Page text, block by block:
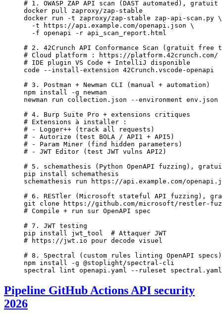
# 1. OWASP ZAP API scan (DAST automated), gratuit
docker pull
zaproxy/zap-stable
docker run -t zaproxy/zap-stable zap-api-scan.py \
  -t
https://api.example.com/openapi.json \
  -f
openapi -r api_scan_report.html
# 2. 42Crunch API Conformance Scan (gratuit free
# Cloud platform : https://platform.42crunch.com/
# IDE plugin VS Code + IntelliJ disponible
code --install-extension 42Crunch.vscode-openapi
# 3. Postman + Newman CLI (manual + automation)
npm install -g newman
newman run collection.json --environment env.json
# 4. Burp Suite Pro + extensions critiques
# Extensions à installer :
# - Logger++ (track all requests)
# - Autorize (test BOLA / API1 + API5)
# - Param Miner (find hidden parameters)
# - JWT Editor (test JWT vulns API2)
# 5. schemathesis (Python OpenAPI fuzzing),
pip install
schemathesis
schemathesis run https://api.example.com/
# 6. RESTler (Microsoft stateful API fuzzing),
git clone https://github.com/microsoft/restler-
# Compile + run sur OpenAPI spec
# 7. JWT testing
pip install jwt_tool
  # Attaquer JWT
# https://jwt.io pour decode visuel
# 8. Spectral (custom rules linting OpenAPI specs)
npm install -g @stoplight/spectral-cli
spectral
lint openapi.yaml --ruleset spectral.yaml
Pipeline GitHub Actions API security
2026